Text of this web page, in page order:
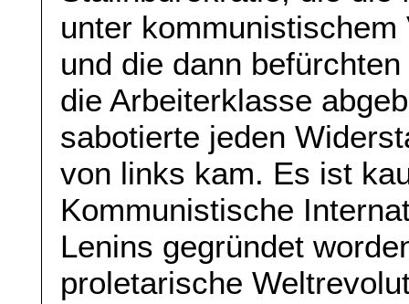
unter
und die dann
die Arbeiterklasse
sabotierte jeden
von links kam. Es ist
Kommunistische
Lenins gegründet
proletarische